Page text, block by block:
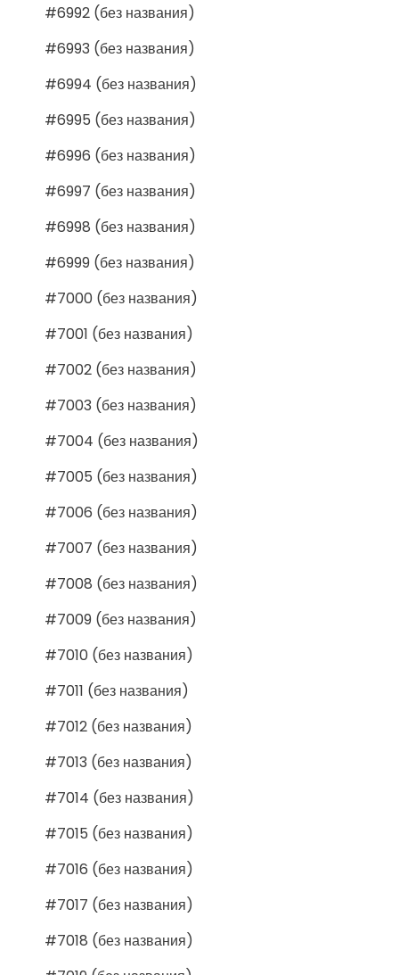
#6992 (без названия)
#6993 (без названия)
#6994 (без названия)
#6995 (без названия)
#6996 (без названия)
#6997 (без названия)
#6998 (без названия)
#6999 (без названия)
#7000 (без названия)
#7001 (без названия)
#7002 (без названия)
#7003 (без названия)
#7004 (без названия)
#7005 (без названия)
#7006 (без названия)
#7007 (без названия)
#7008 (без названия)
#7009 (без названия)
#7010 (без названия)
#7011 (без названия)
#7012 (без названия)
#7013 (без названия)
#7014 (без названия)
#7015 (без названия)
#7016 (без названия)
#7017 (без названия)
#7018 (без названия)